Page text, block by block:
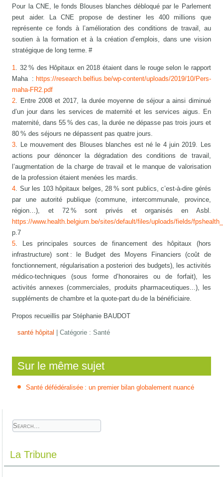
Pour la CNE, le fonds Blouses blanches débloqué par le Parlement
peut aider. La CNE propose de destiner les 400 millions que
représente ce fonds à l’amélioration des conditions de travail, au
soutien à la formation et à la création d’emplois, dans une vision
stratégique de long terme. #
1. 32 % des Hôpitaux en 2018 étaient dans le rouge selon le rapport
Maha : https://research.belfius.be/wp-content/uploads/2019/10/Pers-
maha-FR2.pdf
2. Entre 2008 et 2017, la durée moyenne de séjour a ainsi diminué
d’un jour dans les services de maternité et les services aigus. En
maternité, dans 55 % des cas, la durée ne dépasse pas trois jours et
80 % des séjours ne dépassent pas quatre jours.
3. Le mouvement des Blouses blanches est né le 4 juin 2019. Les
actions pour dénoncer la dégradation des conditions de travail,
l’augmentation de la charge de travail et le manque de valorisation
de la profession étaient menées les mardis.
4. Sur les 103 hôpitaux belges, 28 % sont publics, c’est-à-dire gérés
par une autorité publique (commune, intercommunale, province,
région…), et 72 % sont privés et organisés en Asbl.
https://www.health.belgium.be/sites/default/files/uploads/fields/
p.7
5. Les principales sources de financement des hôpitaux (hors
infrastructure) sont : le Budget des Moyens Financiers (coût de
fonctionnement, régularisation a posteriori des budgets), les activités
médico-techniques (sous forme d’honoraires ou de forfait), les
activités annexes (commerciales, produits pharmaceutiques...), les
suppléments de chambre et la quote-part du·de la bénéficiaire.
Propos recueillis par Stéphanie BAUDOT
santé hôpital |Catégorie :Santé
Sur le même sujet
Santé défédéralisée : un premier bilan globalement nuancé
La Tribune